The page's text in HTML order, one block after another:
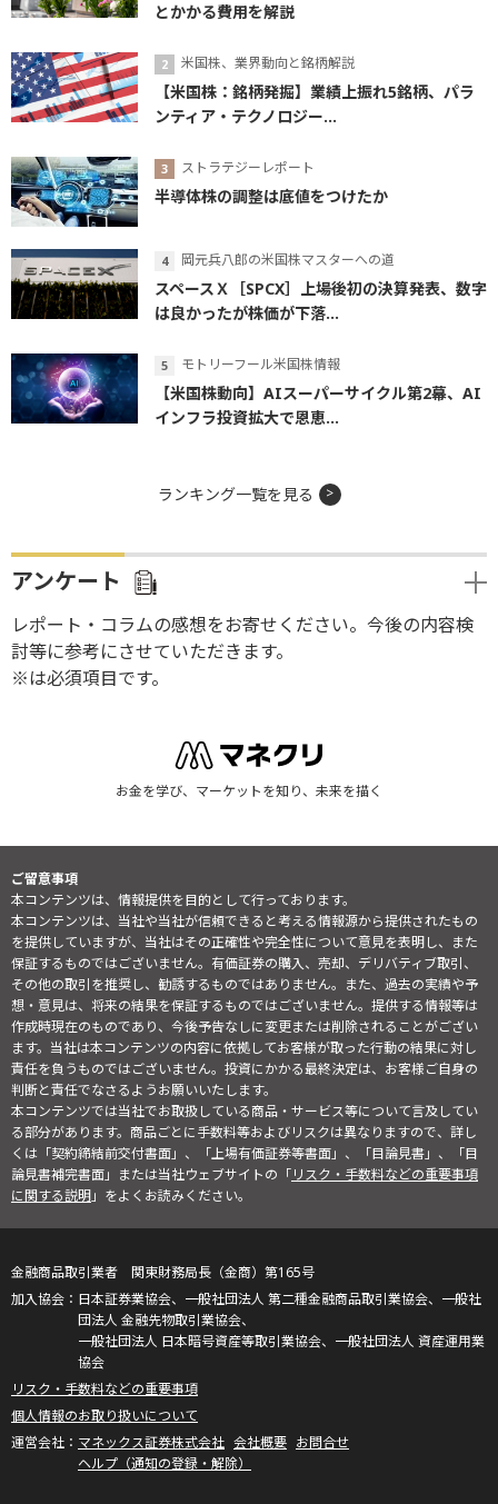
とかかる費用を解説
米国株、業界動向と銘柄解説
【米国株：銘柄発掘】業績上振れ5銘柄、パラ
ンティア・テクノロジー...
ストラテジーレポート
半導体株の調整は底値をつけたか
岡元兵八郎の米国株マスターへの道
スペースＸ［SPCX］上場後初の決算発表、数字
は良かったが株価が下落...
モトリーフール米国株情報
【米国株動向】AIスーパーサイクル第2幕、AI
インフラ投資拡大で恩恵...
ランキング一覧を見る
アンケート
レポート・コラムの感想をお寄せください。今後の内容検
討等に参考にさせていただきます。
※は必須項目です。
お金を学び、マーケットを知り、未来を描く
ご留意事項
本コンテンツは、情報提供を目的として行っております。
本コンテンツは、当社や当社が信頼できると考える情報源から提供されたもの
を提供していますが、当社はその正確性や完全性について意見を表明し、また
保証するものではございません。有価証券の購入、売却、デリバティブ取引、
その他の取引を推奨し、勧誘するものではありません。また、過去の実績や予
想・意見は、将来の結果を保証するものではございません。提供する情報等は
作成時現在のものであり、今後予告なしに変更または削除されることがござい
ます。当社は本コンテンツの内容に依拠してお客様が取った行動の結果に対し
責任を負うものではございません。投資にかかる最終決定は、お客様ご自身の
判断と責任でなさるようお願いいたします。
本コンテンツでは当社でお取扱している商品・サービス等について言及してい
る部分があります。商品ごとに手数料等およびリスクは異なりますので、詳し
くは「契約締結前交付書面」、「上場有価証券等書面」、「目論見書」、「目
論見書補完書面」または当社ウェブサイトの「リスク・手数料などの重要事項
に関する説明」をよくお読みください。
金融商品取引業者 関東財務局長（金商）第165号
日本証券業協会、一般社団法人 第二種金融商品取引業協会、一般社
団法人 金融先物取引業協会、
一般社団法人 日本暗号資産等取引業協会、一般社団法人 資産運用業
協会
リスク・手数料などの重要事項
個人情報のお取り扱いについて
マネックス証券株式会社 会社概要 お問合せ
ヘルプ（通知の登録・解除）